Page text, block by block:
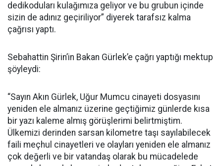
dedikoduları kulağımıza geliyor ve bu grubun içinde
sizin de adınız geçiriliyor” diyerek tarafsız kalma
çağrısı yaptı.
Sebahattin Şirin’in Bakan Gürlek’e çağrı yaptığı mektup
şöyleydi:
“Sayın Akın Gürlek, Uğur Mumcu cinayeti dosyasını
yeniden ele almanız üzerine geçtiğimiz günlerde kısa
bir yazı kaleme almış görüşlerimi belirtmiştim.
Ülkemizi derinden sarsan kilometre taşı sayılabilecek
faili meçhul cinayetleri ve olayları yeniden ele almanız
çok değerli ve bir vatandaş olarak bu mücadelede